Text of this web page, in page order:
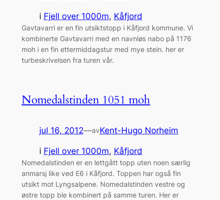
i Fjell over 1000m, Kåfjord
Gavtavarri er en fin utsiktstopp i Kåfjord kommune. Vi
kombinerte Gavtavarri med en navnløs nabo på 1176
moh i en fin ettermiddagstur med mye stein. her er
turbeskrivelsen fra turen vår.
Nomedalstinden 1051 moh
jul 16, 2012—avKent-Hugo Norheim
i Fjell over 1000m, Kåfjord
Nomedalstinden er en lettgått topp uten noen særlig
anmarsj like ved E6 i Kåfjord. Toppen har også fin
utsikt mot Lyngsalpene. Nomedalstinden vestre og
østre topp ble kombinert på samme turen. Her er